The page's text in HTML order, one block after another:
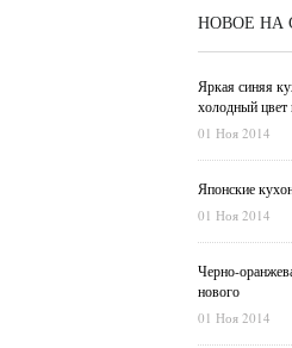
НОВОЕ НА
Яркая синяя
холодный цвет
01 Ноя 2014
Японские
01 Ноя 2014
Черно-
нового
01 Ноя 2014